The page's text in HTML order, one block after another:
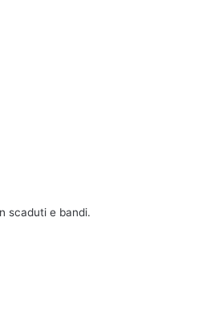
scaduti e bandi.